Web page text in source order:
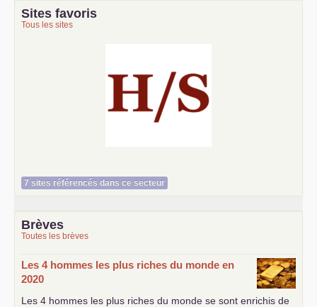
Sites favoris
Tous les sites
7 sites référencés dans ce secteur
Brèves
Toutes les brèves
Les 4 hommes les plus riches du monde en
2020
Les 4 hommes les plus riches du monde se sont enrichis de